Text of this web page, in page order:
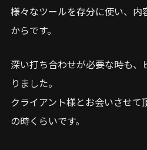
様々なツールを存分に使い、内
からです。
深い打ち合わせが必要な時も
りました。
クライアント様とお会いさせて
の時くらいです。